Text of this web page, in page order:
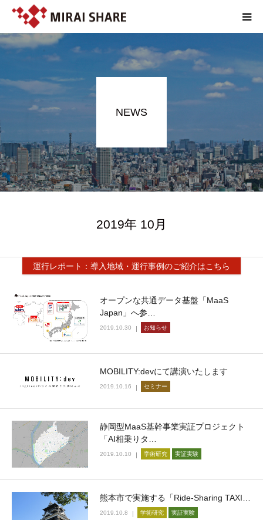
NEWS
2019年 10月
運行レポート：導入地域・運行事例のご紹介はこちら
オープンな共通データ基盤「MaaS
Japan」へ参…
2019.10.30 お知らせ
MOBILITY:devにて講演いたします
2019.10.16 セミナー
静岡型MaaS基幹事業実証プロジェクト
「AI相乗りタ…
2019.10.10 学術研究 実証実験
熊本市で実施する「Ride-Sharing TAXI…
2019.10.8 学術研究 実証実験
NEWS
TECHNOLOGY
SERVICE
REPORT
ABOUT